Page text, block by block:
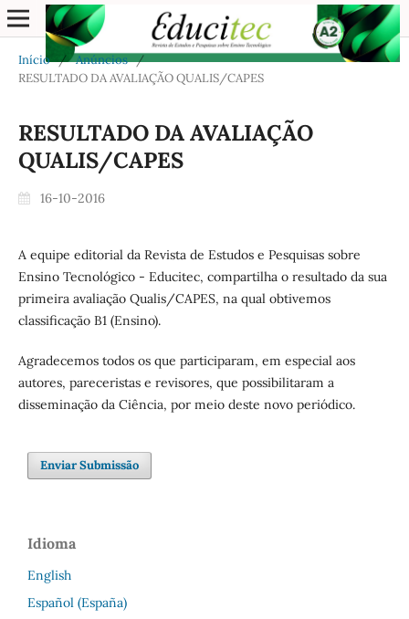
Início / Anúncios /
RESULTADO DA AVALIAÇÃO QUALIS/CAPES
RESULTADO DA AVALIAÇÃO
QUALIS/CAPES
16-10-2016
A equipe editorial da Revista de Estudos e Pesquisas sobre
Ensino Tecnológico - Educitec, compartilha o resultado da sua
primeira avaliação Qualis/CAPES, na qual obtivemos
classificação B1 (Ensino).
Agradecemos todos os que participaram, em especial aos
autores, pareceristas e revisores, que possibilitaram a
disseminação da Ciência, por meio deste novo periódico.
Enviar Submissão
Idioma
English
Español (España)